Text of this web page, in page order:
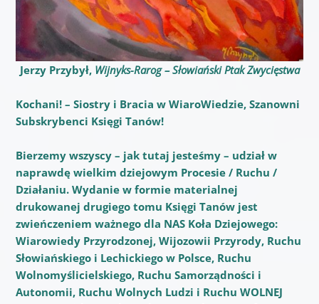
Jerzy Przybył, Wijnyks-Rarog – Słowiański Ptak Zwycięstwa
Kochani! – Siostry i Bracia w WiaroWiedzie, Szanowni
Subskrybenci Księgi Tanów!
Bierzemy wszyscy – jak tutaj jesteśmy – udział w
naprawdę wielkim dziejowym Procesie / Ruchu /
Działaniu. Wydanie w formie materialnej
drukowanej drugiego tomu Księgi Tanów jest
zwieńczeniem ważnego dla NAS Koła Dziejowego:
Wiarowiedy Przyrodzonej, Wijozowii Przyrody, Ruchu
Słowiańskiego i Lechickiego w Polsce, Ruchu
Wolnomyślicielskiego, Ruchu Samorządności i
Autonomii, Ruchu Wolnych Ludzi i Ruchu WOLNEJ